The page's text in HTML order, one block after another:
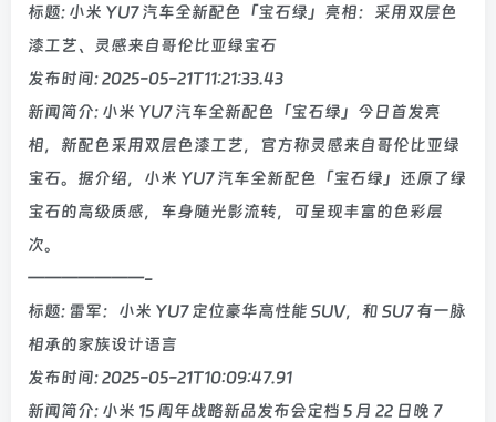
标题: 小米 YU7 汽车全新配色「宝石绿」亮相：采用双层色
漆工艺、灵感来自哥伦比亚绿宝石
发布时间: 2025-05-21T11:21:33.43
新闻简介: 小米 YU7 汽车全新配色「宝石绿」今日首发亮
相，新配色采用双层色漆工艺，官方称灵感来自哥伦比亚绿
宝石。据介绍，小米 YU7 汽车全新配色「宝石绿」还原了绿
宝石的高级质感，车身随光影流转，可呈现丰富的色彩层
次。
———————-
标题: 雷军：小米 YU7 定位豪华高性能 SUV，和 SU7 有一脉
相承的家族设计语言
发布时间: 2025-05-21T10:09:47.91
新闻简介: 小米 15 周年战略新品发布会定档 5 月 22 日晚 7